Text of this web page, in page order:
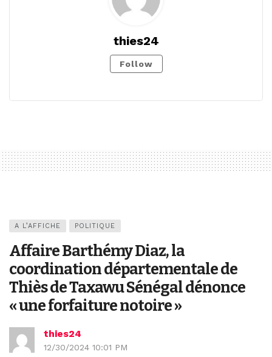
thies24
Follow
A L’AFFICHE POLITIQUE
Affaire Barthémy Diaz, la
coordination départementale de
Thiès de Taxawu Sénégal dénonce
« une forfaiture notoire »
thies24
12/30/2024 10:01 PM